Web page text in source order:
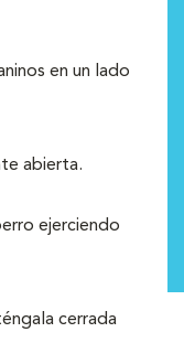
en un lado
abierta.
ejerciendo
cerrada